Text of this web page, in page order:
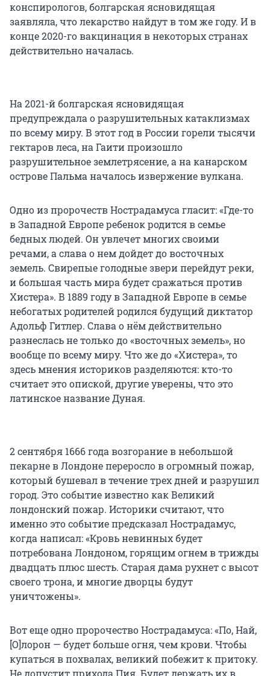
конспирологов, болгарская ясновидящая
заявляла, что лекарство найдут в том же году. И в
конце 2020-го вакцинация в некоторых странах
действительно началась.
На 2021-й болгарская ясновидящая
предупреждала о разрушительных катаклизмах
по всему миру. В этот год в России горели тысячи
гектаров леса, на Гаити произошло
разрушительное землетрясение, а на канарском
острове Пальма началось извержение вулкана.
Одно из пророчеств Нострадамуса гласит: «Где-то
в Западной Европе ребенок родится в семье
бедных людей. Он увлечет многих своими
речами, а слава о нем дойдет до восточных
земель. Свирепые голодные звери перейдут реки,
и большая часть мира будет сражаться против
Хистера». В 1889 году в Западной Европе в семье
небогатых родителей родился будущий диктатор
Адольф Гитлер. Слава о нём действительно
разнеслась не только до «восточных земель», но
вообще по всему миру. Что же до «Хистера», то
здесь мнения историков разделяются: кто-то
считает это опиской, другие уверены, что это
латинское название Дуная.
2 сентября 1666 года возгорание в небольшой
пекарне в Лондоне переросло в огромный пожар,
который бушевал в течение трех дней и разрушил
город. Это событие известно как Великий
лондонский пожар. Историки считают, что
именно это событие предсказал Нострадамус,
когда написал: «Кровь невинных будет
потребована Лондоном, горящим огнем в трижды
двадцать плюс шесть. Старая дама рухнет с высот
своего трона, и многие дворцы будут
уничтожены».
Вот еще одно пророчество Нострадамуса: «По, Най,
[О]лорон — будет больше огня, чем крови. Чтобы
купаться в похвалах, великий побежит к притоку.
Не допустит прихода Пия. Будет держать их в